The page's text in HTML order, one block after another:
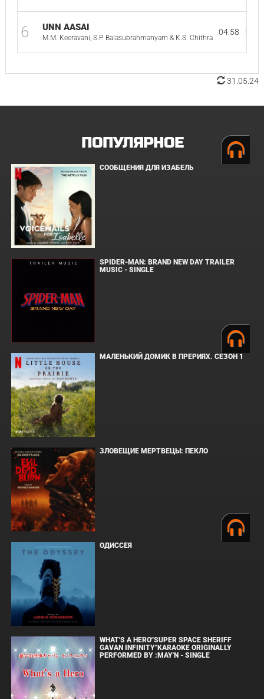
6 UNN AASAI
M.M. Keeravani, S.P. Balasubrahmanyam & K.S. Chithra
04:58
31.05.24
ПОПУЛЯРНОЕ
СООБЩЕНИЯ ДЛЯ ИЗАБЕЛЬ
SPIDER-MAN: BRAND NEW DAY TRAILER
MUSIC - SINGLE
МАЛЕНЬКИЙ ДОМИК В ПРЕРИЯХ. СЕЗОН 1
ЗЛОВЕЩИЕ МЕРТВЕЦЫ: ПЕКЛО
ОДИССЕЯ
WHAT'S A HERO"SUPER SPACE SHERIFF
GAVAN INFINITY"KARAOKE ORIGINALLY
PERFORMED BY :MAY'N - SINGLE